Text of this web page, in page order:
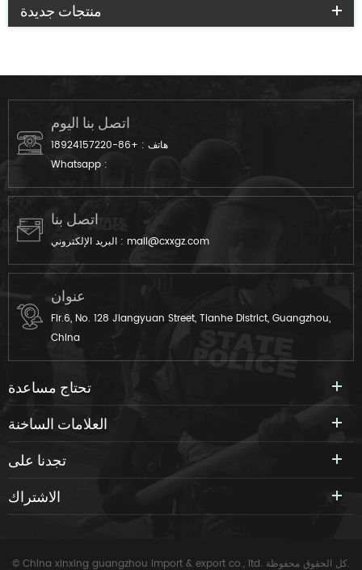
منتجات جديدة
اتصل بنا اليوم
هاتف : +86-18924157220
Whatsapp :
اتصل بنا
البريد الإلكتروني : mail@cxxgz.com
عنوان
Flr.6, No. 128 Jiangyuan Street, Tianhe District, Guangzhou,
China
تحتاج مساعدة
العلامات الساخنة
تجدنا على
الاشتراك
© China xinxing guangzhou import & export co., ltd. كل الحقوق محفوظة.